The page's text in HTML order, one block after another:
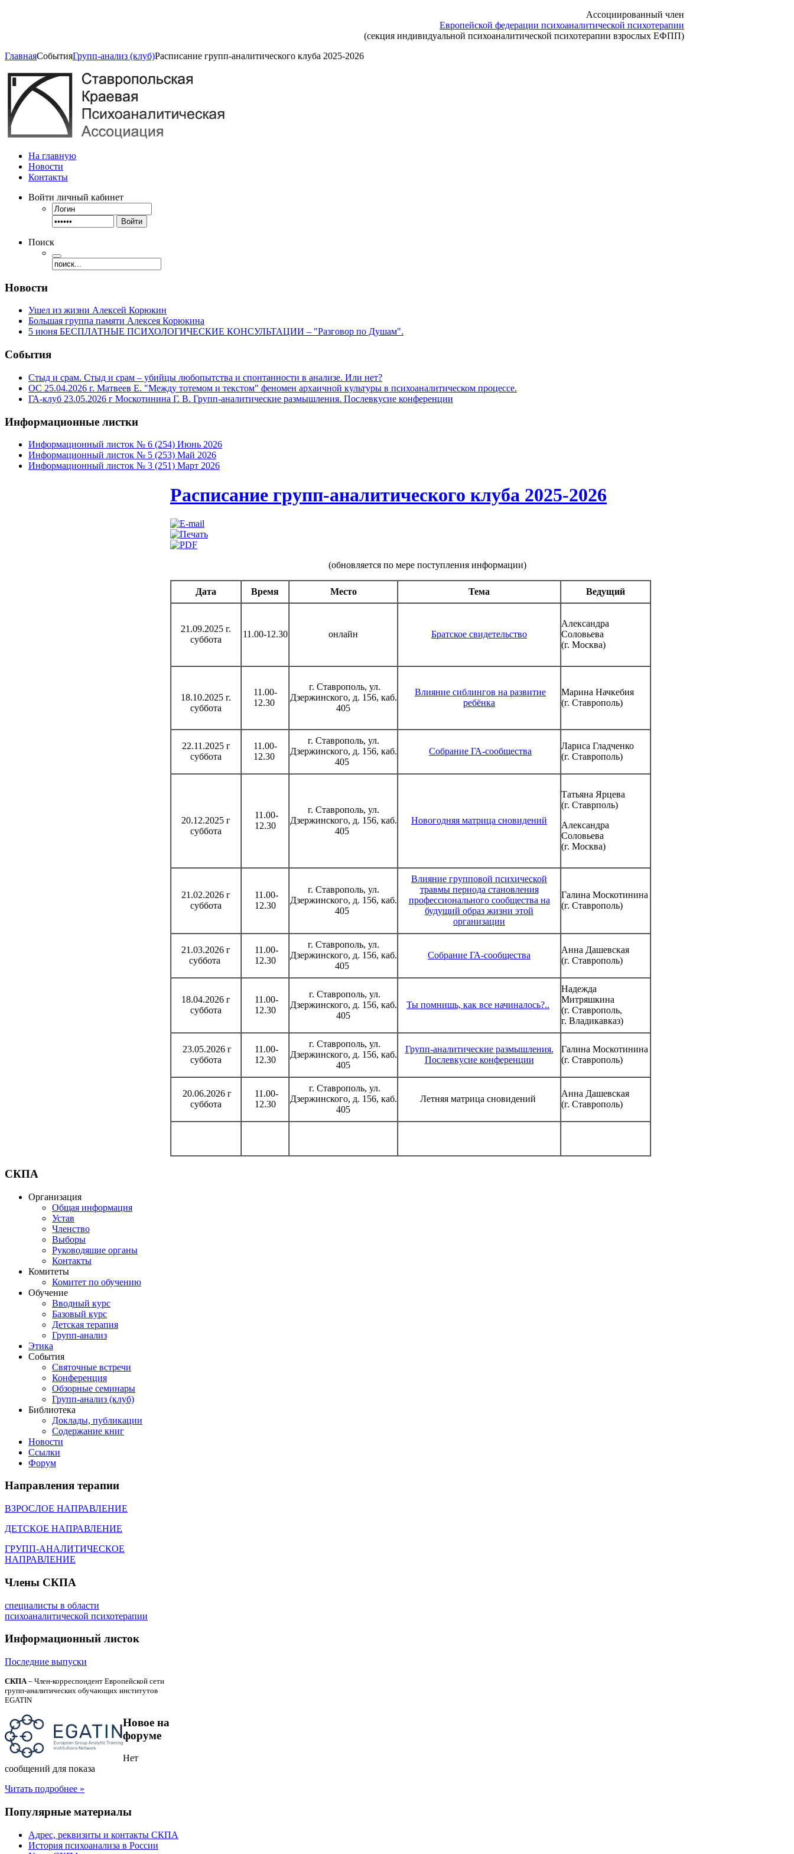
Ассоциированный член
Европейской федерации психоаналитической психотерапии
(секция индивидуальной психоаналитической психотерапии взрослых ЕФПП)
ГлавнаяСобытияГрупп-анализ (клуб)Расписание групп-аналитического клуба 2025-2026
На главную
Новости
Контакты
Войти личный кабинет
Войти
Поиск
Новости
Ушел из жизни Алексей Корюкин
Большая группа памяти Алексея Корюкина
5 июня БЕСПЛАТНЫЕ ПСИХОЛОГИЧЕСКИЕ КОНСУЛЬТАЦИИ – "Разговор по Душам".
События
Стыд и срам. Стыд и срам – убийцы любопытства и спонтанности в анализе. Или нет?
ОС 25.04.2026 г. Матвеев Е. "Между тотемом и текстом" феномен архаичной культуры в психоаналитическом процессе.
ГА-клуб 23.05.2026 г Москотинина Г. В. Групп-аналитические размышления. Послевкусие конференции
Информационные листки
Информационный листок № 6 (254) Июнь 2026
Информационный листок № 5 (253) Май 2026
Информационный листок № 3 (251) Март 2026
Расписание групп-аналитического клуба 2025-2026
(обновляется по мере поступления информации)
Дата Время Место Тема Ведущий
21.09.2025 г.
суббота
11.00-12.30 онлайн Братское свидетельство
Александра
Соловьева
(г. Москва)
18.10.2025 г.
суббота
11.00-
12.30
г. Ставрополь, ул.
Дзержинского, д. 156, каб.
405
Влияние сиблингов на развитие
ребёнка
Марина Начкебия
(г. Ставрополь)
22.11.2025 г
суббота
11.00-
12.30
г. Ставрополь, ул.
Дзержинского, д. 156, каб.
405
Собрание ГА-сообщества
Лариса Гладченко
(г. Ставрополь)
20.12.2025 г
суббота
11.00-
12.30
г. Ставрополь, ул.
Дзержинского, д. 156, каб.
405
Новогодняя матрица сновидений
Татьяна Ярцева
(г. Ставрполь)
Александра
Соловьева
(г. Москва)
21.02.2026 г
суббота
11.00-
12.30
г. Ставрополь, ул.
Дзержинского, д. 156, каб.
405
Влияние групповой психической
травмы периода становления
профессионального сообщества на
будущий образ жизни этой
организации
Галина Москотинина
(г. Ставрополь)
21.03.2026 г
суббота
11.00-
12.30
г. Ставрополь, ул.
Дзержинского, д. 156, каб.
405
Собрание ГА-сообщества
Анна Дашевская
(г. Ставрополь)
18.04.2026 г
суббота
11.00-
12.30
г. Ставрополь, ул.
Дзержинского, д. 156, каб.
405
Ты помнишь, как все начиналось?..
Надежда
Митряшкина
(г. Ставрополь,
г. Владикавказ)
23.05.2026 г
суббота
11.00-
12.30
г. Ставрополь, ул.
Дзержинского, д. 156, каб.
405
Групп-аналитические размышления.
Послевкусие конференции
Галина Москотинина
(г. Ставрополь)
20.06.2026 г
суббота
11.00-
12.30
г. Ставрополь, ул.
Дзержинского, д. 156, каб.
405
Летняя матрица сновидений
Анна Дашевская
(г. Ставрополь)
СКПА
Организация
Общая информация
Устав
Членство
Выборы
Руководящие органы
Контакты
Комитеты
Комитет по обучению
Обучение
Вводный курс
Базовый курс
Детская терапия
Групп-анализ
Этика
События
Святочные встречи
Конференция
Обзорные семинары
Групп-анализ (клуб)
Библиотека
Доклады, публикации
Содержание книг
Новости
Cсылки
Форум
Направления терапии
ВЗРОСЛОЕ НАПРАВЛЕНИЕ
ДЕТСКОЕ НАПРАВЛЕНИЕ
ГРУПП-АНАЛИТИЧЕСКОЕ
НАПРАВЛЕНИЕ
Члены СКПА
специалисты в области
психоаналитической психотерапии
Информационный листок
Последние выпуски
СКПА – Член-корреспондент Европейской сети
групп-аналитических обучающих институтов
EGATIN
Новое на
форуме
Нет
сообщений для показа
Читать подробнее »
Популярные материалы
Адрес, реквизиты и контакты СКПА
История психоанализа в России